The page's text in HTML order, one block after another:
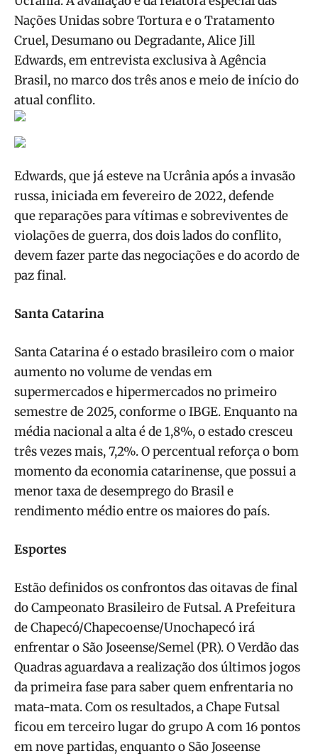
Nações Unidas sobre Tortura e o Tratamento
Cruel, Desumano ou Degradante, Alice Jill
Edwards, em entrevista exclusiva à Agência
Brasil, no marco dos três anos e meio de início do
atual conflito.
Edwards, que já esteve na Ucrânia após a invasão
russa, iniciada em fevereiro de 2022, defende
que reparações para vítimas e sobreviventes de
violações de guerra, dos dois lados do conflito,
devem fazer parte das negociações e do acordo de
paz final.
Santa Catarina
Santa Catarina é o estado brasileiro com o maior
aumento no volume de vendas em
supermercados e hipermercados no primeiro
semestre de 2025, conforme o IBGE. Enquanto na
média nacional a alta é de 1,8%, o estado cresceu
três vezes mais, 7,2%. O percentual reforça o bom
momento da economia catarinense, que possui a
menor taxa de desemprego do Brasil e
rendimento médio entre os maiores do país.
Esportes
Estão definidos os confrontos das oitavas de final
do Campeonato Brasileiro de Futsal. A Prefeitura
de Chapecó/Chapecoense/Unochapecó irá
enfrentar o São Joseense/Semel (PR). O Verdão das
Quadras aguardava a realização dos últimos jogos
da primeira fase para saber quem enfrentaria no
mata-mata. Com os resultados, a Chape Futsal
ficou em terceiro lugar do grupo A com 16 pontos
em nove partidas, enquanto o São Joseense